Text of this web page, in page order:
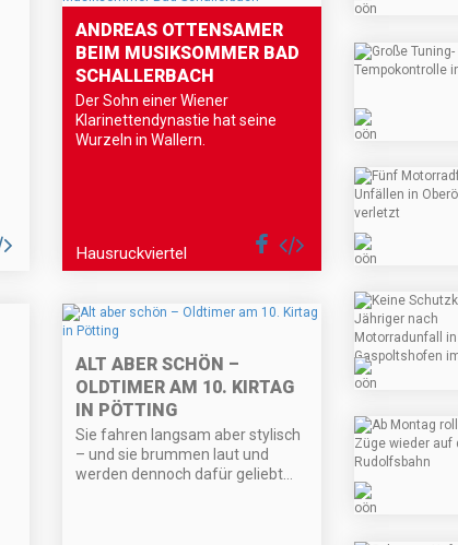
ANDREAS OTTENSAMER
BEIM MUSIKSOMMER BAD
SCHALLERBACH
Der Sohn einer Wiener
Klarinettendynastie hat seine
Wurzeln in Wallern.
Hausruckviertel
ALT ABER SCHÖN –
OLDTIMER AM 10. KIRTAG
IN PÖTTING
Sie fahren langsam aber stylisch
– und sie brummen laut und
werden dennoch dafür geliebt…